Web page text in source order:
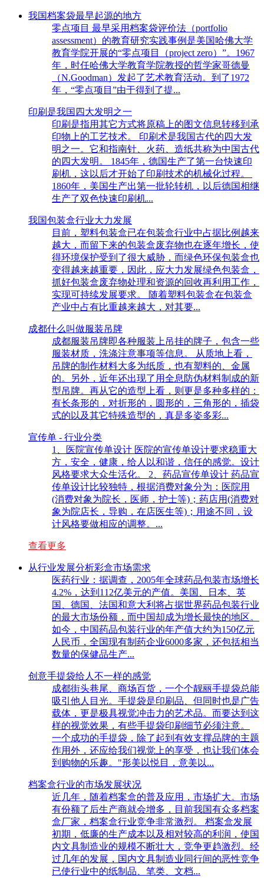
我国档案袋最早起源的地方
零点项目 最早采用档案袋评价法（portfolio
assessment）的教育研究实践事例是美国哈佛大学
教育学院开展的“零点项目（project zero）”。1967
年，时任哈佛大学教育学院教授的哲学家哥德曼
（N.Goodman）发起了艺术教育活动。到了1972
年，“零点项目”由于得到了提...
印刷是我国四大发明之一
印刷是指用其它方式将原稿上的图文信息转移到承
印物上的工艺技术。 印刷术是我国古代的四大发
明之一。它和指南针、火药、造纸共称为中国古代
的四大发明。 1845年，德国生产了第一台快速印
刷机，这以后才开始了印刷技术的机械化过程。
1860年，美国生产出第一批轮转机，以后德国相继
生产了双色快速印刷机...
我国包装盒行业大力发展
目前，塑料包装盒已在包装盒行业中占据比例越来
越大，而留下来的包装盒废弃物也在逐年增长，使
得环境保护受到了很大威胁，而绿色环保包装盒也
变得越来越重要，因此，应大力发展绿色包装盒，
抓好包装盒废弃物处理和资源的回收再利用工作，
实现可持续发展要求。 随着塑料包装盒在包装盒
产业中占有比重越来越大，对其要...
成都什么叫做服装吊牌
成都服装吊牌即各种服装上吊挂的牌子，包含一些
服装材质，洗涤注意事项等信息。 从质地上看，
吊牌的制作材料大多为纸质，也有塑料的、金属
的。另外，近年还出现了用全息防伪材料制成的新
型吊牌。再从它的造型上看，则更是多种多样的：
有长条形的，对折形的，圆形的，三角形的，插袋
式的以及其它特殊造型的，真是多姿多彩...
宣传单 - 行业分类
1、医院宣传单设计 医院的宣传单设计要求稳重大
方，安全，健康，给人以和谐，信任的感觉。设计
风格要求大众生活化。 2、药品宣传单设计 药品宣
传单设计比较独特，根据消费对象分为：医院用
(消费对象为院长，医师，护士等)；药店用(消费对
象为院店长，导购，在店医生等)；用途不同，设
计风格要做相应的调整。...
查看更多
从行业发展分析彩盒市场需求
医药行业：据调查，2005年全球药品包装市场增长
4.2%，达到112亿美元的产值。美国、日本、英
国、德国、法国和意大利将占据世界药品包装行业
的最大市场份额，而中国却成为增长最快的地区。
如今，中国药品包装行业的年产值大约为150亿元
人民币，全国现有制药企业6000多家，还包括相当
数量的保健品生产...
创意手提袋给人不一样的感觉
成都街头巷尾、商场百货，一个个靓丽手提袋总能
吸引他人目光。手提袋是印刷品、但同时也是广告
载体，更是极具视觉冲击力的艺术品。而要达到这
样的视觉效果，有些手提袋印刷细节必须注意。
一个成功的手提袋，除了起到有效支撑品牌的主题
作用外，还应给我们视觉上的享受，也让我们体会
到购物的乐趣。"形美以悦目，意美以...
档案盒行业的市场发展状况
近几年，随着档案盒的普及应用，市场扩大。市场
有份额了后生产商就会增多，目前我国有众多档案
盒厂家，档案盒行业竞争非常激烈。 档案盒发展
初期，低廉的生产成本以及相对较高的利润，使国
内文具制造业的规模不断壮大，竞争更趋激烈。经
过几年的发展，国内文具制造业同行间的恶性竞争
已使行业中的纸制品、笔类、文档...